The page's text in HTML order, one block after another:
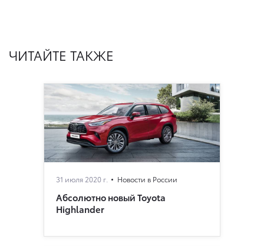
ЧИТАЙТЕ ТАКЖЕ
31 июля 2020 г. Новости в России
Абсолютно новый Toyota
Highlander